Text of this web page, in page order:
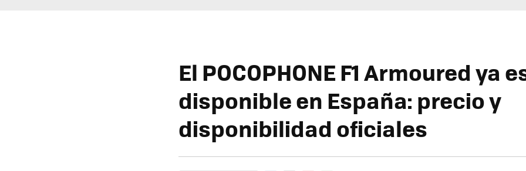
El POCOPHONE F1 Armoured ya
disponible en España: precio y
disponibilidad oficiales